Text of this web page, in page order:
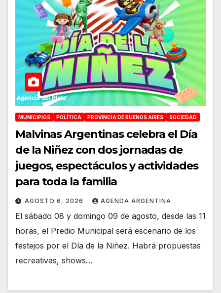
MUNICIPIOS POLÍTICA PROVINCIA DE BUENOS AIRES SOCIEDAD
Malvinas Argentinas celebra el Día
de la Niñez con dos jornadas de
juegos, espectáculos y actividades
para toda la familia
AGOSTO 6, 2026 AGENDA ARGENTINA
El sábado 08 y domingo 09 de agosto, desde las 11
horas, el Predio Municipal será escenario de los
festejos por el Día de la Niñez. Habrá propuestas
recreativas, shows…